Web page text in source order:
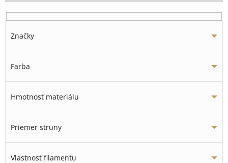
Značky
Farba
Hmotnosť materiálu
Priemer struny
Vlastnosť filamentu